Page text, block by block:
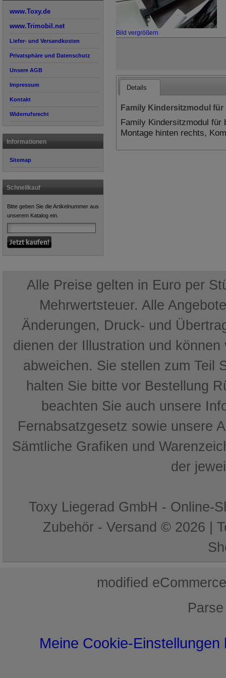
www.Toxy.de
www.Trimobil.net
Liefer- und Versandkosten
Privatsphäre und Datenschutz
Unsere AGB
Impressum
Kontakt
Widerrufsrecht
Informationen
Sitemap
Schnellkauf
Bitte geben Sie die Artikelnummer aus
unserem Katalog ein.
Bild vergrößern
Details
Family Kindersitzmodul
Family Kindersitzmodul für
Montage hinten rechts,
Alle Preise gelten in Euro per
Mehrwertsteuer. Alle
Änderungen, Druck- und
dienen der Illustration und
abweichen. Sie stellen zum Teil
halten Sie bitte vor Bestellung
beachten Sie auch unsere
Fernabsatzgesetz sowie unsere
Sämtliche Grafiken und
der
Toxy Liegerad GmbH - Online-
Zubehör - Versand © 2026 |
mod ified
Meine Cookie-